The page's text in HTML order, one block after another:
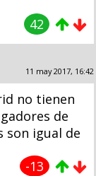
42
11 may 2017, 16:42
no tienen
de
son igual de
-13